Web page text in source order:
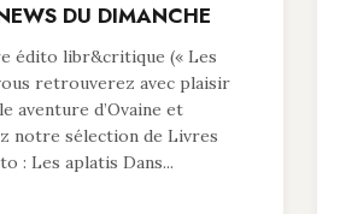
DU DIMANCHE
édito libr&critique (« Les
retrouverez avec plaisir
aventure d’Ovaine et
notre sélection de Livres
: Les aplatis Dans...